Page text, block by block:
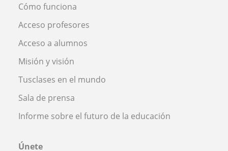
Cómo funciona
Acceso profesores
Acceso a alumnos
Misión y visión
Tusclases en el mundo
Sala de prensa
Informe sobre el futuro de la educación
Únete